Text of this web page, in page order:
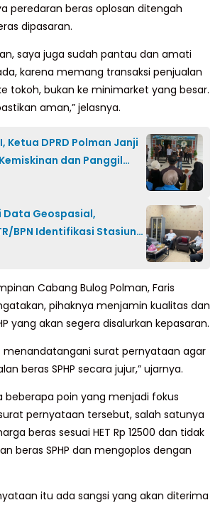
peredaran beras oplosan ditengah
dipasaran.
saya juga sudah pantau dan amati
karena memang transaksi penjualan
tokoh, bukan ke minimarket yang besar.
aman,” jelasnya.
Ketua DPRD Polman Janji
dan Panggil
Data Geospasial,
BPN Identifikasi Stasiun
Cabang Bulog Polman, Faris
pihaknya menjamin kualitas dan
yang akan segera disalurkan kepasaran.
menandatangani surat pernyataan agar
beras SPHP secara jujur,” ujarnya.
beberapa poin yang menjadi fokus
pernyataan tersebut, salah satunya
beras sesuai HET Rp 12500 dan tidak
beras SPHP dan mengoplos dengan
itu ada sangsi yang akan diterima